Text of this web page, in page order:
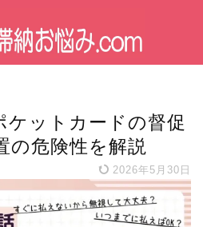
ットカードの督促
の危険性を解説
2026年5月30日